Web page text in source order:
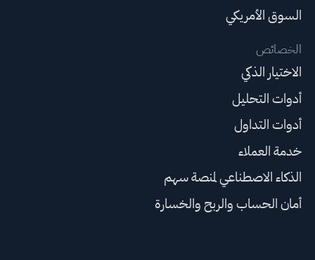
السوق الأمريكي
الخصائص
الاختيار الذكي
أدوات التحليل
أدوات التداول
خدمة العملاء
الذكاء الاصطناعي لمنصة سهم
أمان الحساب والربح والخسارة